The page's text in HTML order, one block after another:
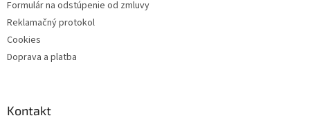
Formulár na odstúpenie od zmluvy
Reklamačný protokol
Cookies
Doprava a platba
Kontakt